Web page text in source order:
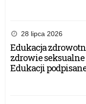
28 lipca 2026
Edukacja
zdrowie
Edukacji